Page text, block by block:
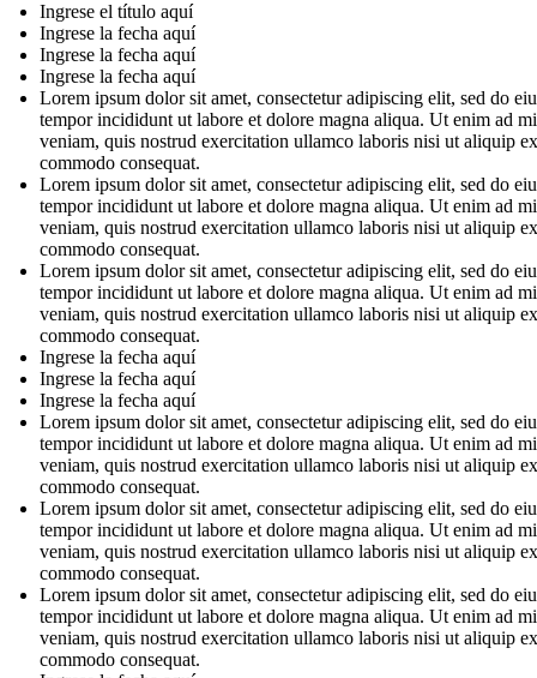
Ingrese el título aquí
Ingrese la fecha aquí
Ingrese la fecha aquí
Ingrese la fecha aquí
Lorem ipsum dolor sit amet, consectetur adipiscing elit, sed do
tempor incididunt ut labore et dolore magna aliqua. Ut enim ad
veniam, quis nostrud exercitation ullamco laboris nisi ut aliquip
commodo consequat.
Lorem ipsum dolor sit amet, consectetur adipiscing elit, sed do
tempor incididunt ut labore et dolore magna aliqua. Ut enim ad
veniam, quis nostrud exercitation ullamco laboris nisi ut aliquip
commodo consequat.
Lorem ipsum dolor sit amet, consectetur adipiscing elit, sed do
tempor incididunt ut labore et dolore magna aliqua. Ut enim ad
veniam, quis nostrud exercitation ullamco laboris nisi ut aliquip
commodo consequat.
Ingrese la fecha aquí
Ingrese la fecha aquí
Ingrese la fecha aquí
Lorem ipsum dolor sit amet, consectetur adipiscing elit, sed do
tempor incididunt ut labore et dolore magna aliqua. Ut enim ad
veniam, quis nostrud exercitation ullamco laboris nisi ut aliquip
commodo consequat.
Lorem ipsum dolor sit amet, consectetur adipiscing elit, sed do
tempor incididunt ut labore et dolore magna aliqua. Ut enim ad
veniam, quis nostrud exercitation ullamco laboris nisi ut aliquip
commodo consequat.
Lorem ipsum dolor sit amet, consectetur adipiscing elit, sed do
tempor incididunt ut labore et dolore magna aliqua. Ut enim ad
veniam, quis nostrud exercitation ullamco laboris nisi ut aliquip
commodo consequat.